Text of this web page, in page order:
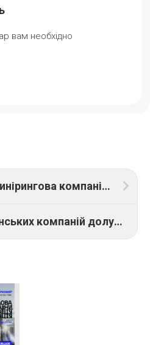
вам необхідно
Американська інжинірингова компанія AECOM допоможе відновленню інфраструктури в Україні
Понад 150 українських компаній долучилися до конференції з відновлення України